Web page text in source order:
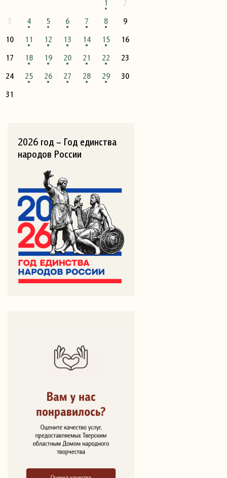
1
2
3
4 5 6 7 8
9
10
11 12 13 14 15
16
17
18 19 20 21 22
23
24
25 26 27 28 29
30
31
2026 год – Год единства
народов России